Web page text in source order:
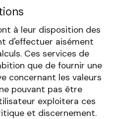
à leur disposition des
d'effectuer aisément
Ces services de
que de fournir une
concernant les valeurs
pouvant pas être
exploitera ces
et discernement.